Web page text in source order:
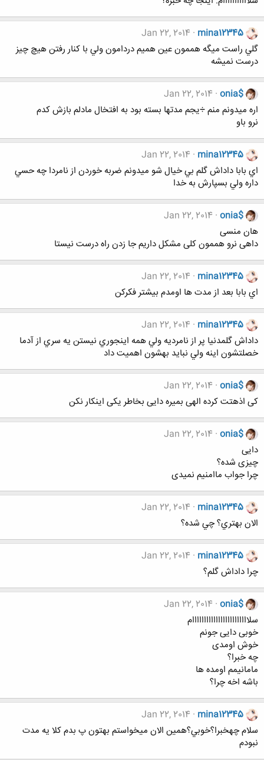
mina12345
Jan 22, 2014
گلي راست ميگه هممون عين هميم دردامون ولي با كنار رفتن هيچ چيز
درست نميشه
onia$
Jan 22, 2014
اره میدونم منم ÷یجم مدتها بسته بود به افتخال مادلم بازش کدم
نرو باو
mina12345
Jan 22, 2014
اي بابا داداش گلم بي خيال شو ميدونم ضربه خوردن از نامردا چه حسي
داره ولي بسپارش به خدا
onia$
Jan 22, 2014
هان منسی
داهی نرو هممون کلی مشکل داریم جا زدن راه درست نیستا
mina12345
Jan 22, 2014
اي بابا بعد از مدت ها اومدم بيشتر فكركن
mina12345
Jan 22, 2014
داداش گلمدنيا پر از نامرديه ولي همه اينجوري نيستن يه سري از آدما
خصلتشون اينه ولي نبايد بهشون اهميت داد
onia$
Jan 22, 2014
کی اذهتت کرده الهی بمیره دایی بخاطر یکی اینکار نکن
onia$
Jan 22, 2014
دایی
چیزی شده؟
چرا جواب ماامنیم نمیدی
mina12345
Jan 22, 2014
الان بهتري؟ چي شده؟
mina12345
Jan 22, 2014
چرا داداش گلم؟
onia$
Jan 22, 2014
سلاااااااااااااااااااااااام
خوبی دایی جونم
خوش اومدی
چه خبرا؟
مامانیمم اومده ها
باشه اخه چرا؟
mina12345
Jan 22, 2014
سلام چهخبرا؟خوبي؟همين الان ميخواستم بهتون پ بدم كلا يه مدت
نبودم